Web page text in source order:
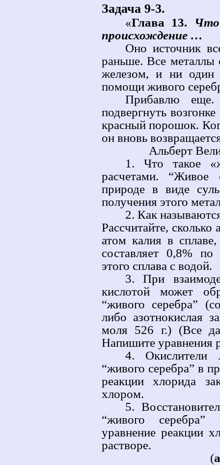
Задача 9-3.
«Глава 13. Что
происхождение …
Оно источник
раньше. Все металлы
железом, и ни один
помощи живого
Прибавлю
подвергнуть
красный порошок.
он вновь
Альберт
1. Что такое
расчетами. “Живое
природе в виде
получения этого
2. Как
Рассчитайте,
атом калия в
составляет 0,8%
этого сплава с водой.
3. При
кислотой может
“живого серебра”
либо азотнокислая
моля 526 г.) (Все
Напишите уравнения
4. Окислители
“живого серебра” в
реакции хлорида
хлором.
5.
“живого
уравнение реакции
растворе.
(